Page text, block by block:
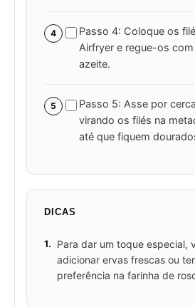
4
Passo 4: Coloque os
Airfryer e regue-os
azeite.
5
Passo 5: Asse por
virando os filés na
até que fiquem
DICAS
1.
Para dar um toque especial,
adicionar ervas frescas ou
preferência na farinha de